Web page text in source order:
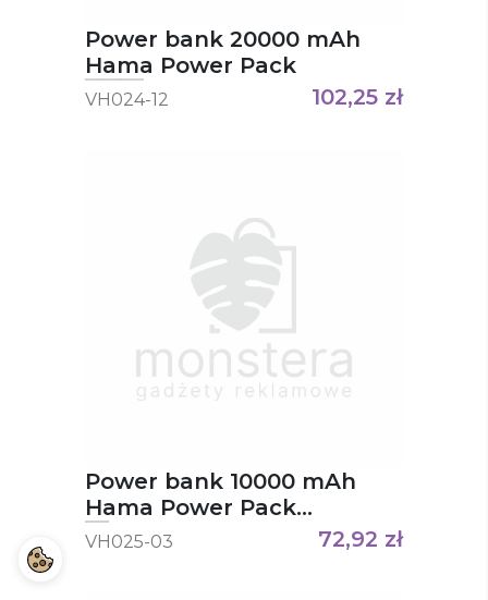
Power bank 20000 mAh
Hama Power Pack
VH024-12 102,25 zł
Power bank 10000 mAh
Hama Power Pack
Performance
VH025-03 72,92 zł